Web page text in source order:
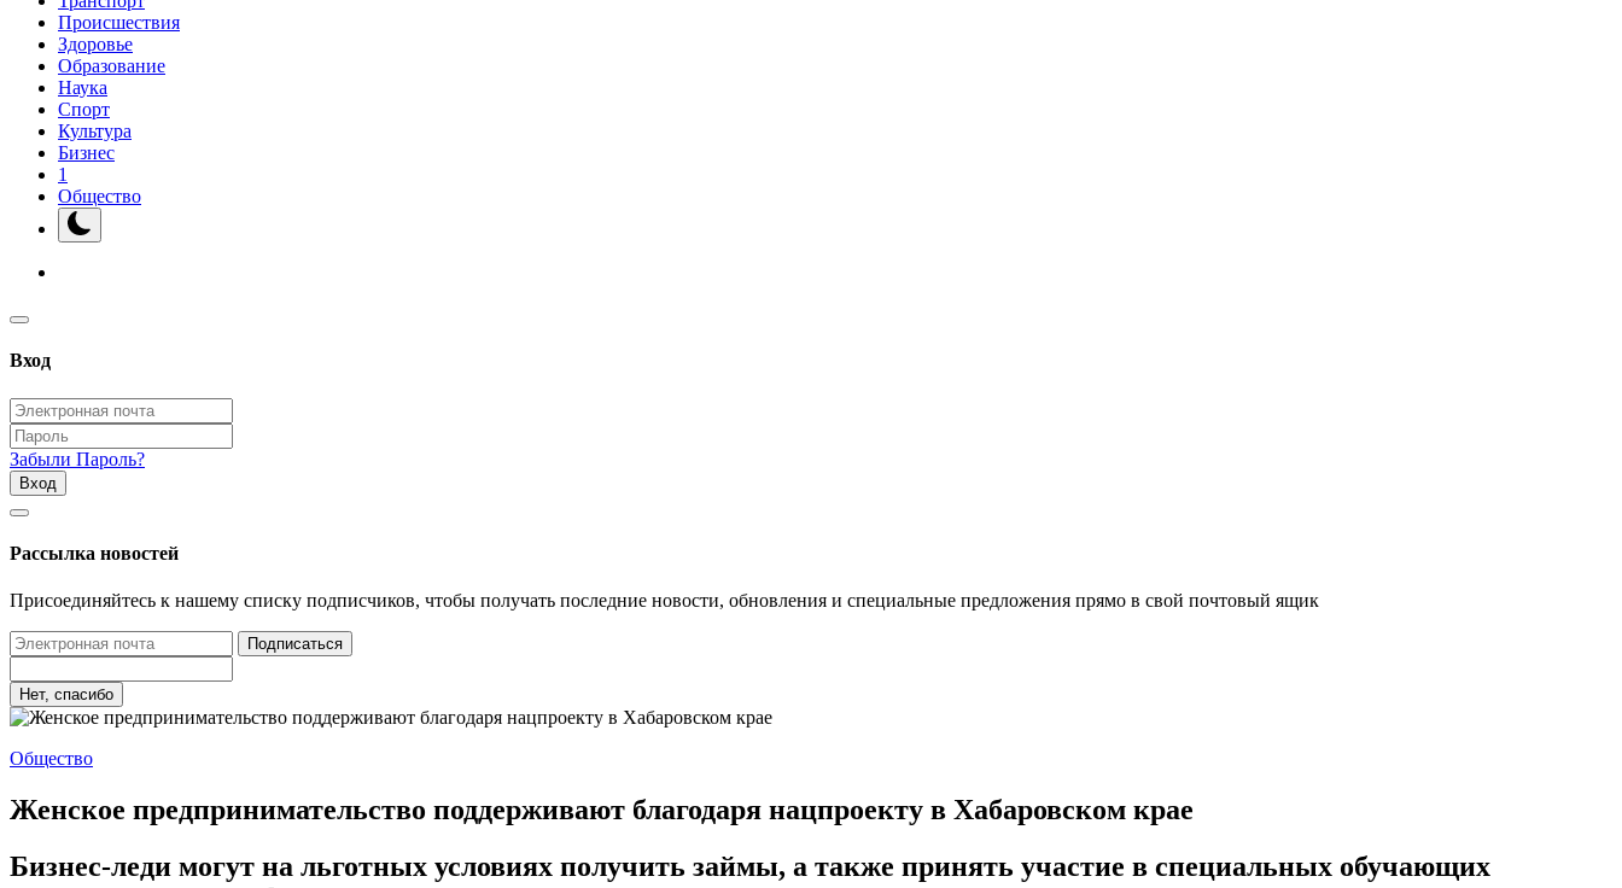
Происшествия
Здоровье
Образование
Наука
Спорт
Культура
Бизнес
1
Общество
Вход
Забыли Пароль?
Вход
Рассылка новостей
Присоединяйтесь к нашему списку подписчиков, чтобы получать последние новости, обновления и специальные предложения прямо в свой почтовый ящик
Подписаться
Нет, спасибо
Общество
Женское предпринимательство поддерживают благодаря нацпроекту в Хабаровском крае
Бизнес-леди могут на льготных условиях получить займы, а также принять участие в специальных обучающих